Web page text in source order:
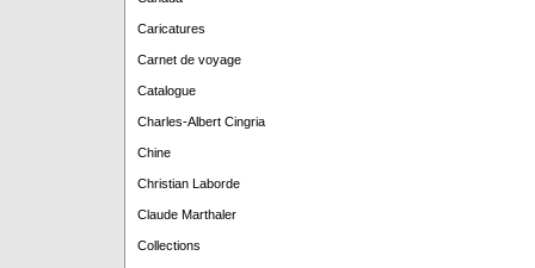
Caricatures
Carnet de voyage
Catalogue
Charles-Albert Cingria
Chine
Christian Laborde
Claude Marthaler
Collections